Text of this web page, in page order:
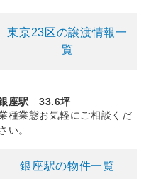
東京23区の譲渡情報一
覧
座駅 33.6坪
種業態お気軽にご相談くだ
い。
銀座駅の物件一覧